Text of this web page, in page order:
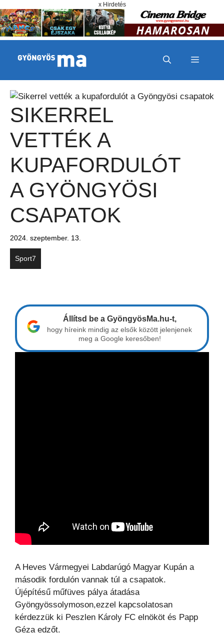
x Hirdetés
MENÜ
SIKERREL
VETTÉK A
KUPAFORDULÓT
A GYÖNGYÖSI
CSAPATOK
2024. szeptember. 13.
Sport7
Állítsd be a GyöngyösMa.hu-t,
hogy híreink mindig az elsők között jelenjenek
meg a Google keresőben!
A Heves Vármegyei Labdarúgó Magyar Kupán a
második fordulón vannak túl a csapatok.
Újépítésű műfüves pálya átadása
Gyöngyössolymoson,ezzel kapcsolatosan
kérdezzük ki Peszlen Károly FC elnököt és Papp
Géza edzőt.